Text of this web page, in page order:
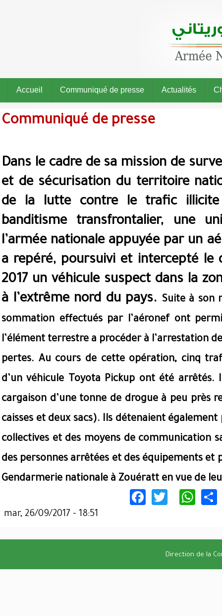
Accueil Communiqué de presse Actualités
Communiqué de presse
Dans le cadre de sa mission de
et de sécurisation du territoire
de la lutte contre le trafic
banditisme transfrontalier, une
l’armée nationale appuyée par un
a repéré, poursuivi et intercepté le
2017 un véhicule suspect dans la
à l’extrême nord du pays. Suite à son
sommation effectués par l’aéronef ont
l’élément terrestre a procéder à l’arrestation
pertes. Au cours de cette opération, cinq
d’un véhicule Toyota Pickup ont été arrêtés.
cargaison d’une tonne de drogue à peu près
caisses et deux sacs). Ils détenaient
collectives et des moyens de communication
des personnes arrêtées et des équipements et
Gendarmerie nationale à Zouératt en vue de
Facebook
Twitter
mar, 26/09/2017 - 18:51
Direction de la